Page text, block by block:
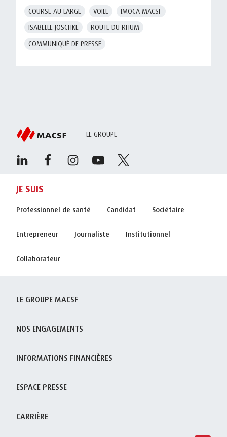
COURSE AU LARGE VOILE
IMOCA MACSF
ISABELLE JOSCHKE
ROUTE DU RHUM
COMMUNIQUÉ DE PRESSE
LE GROUPE
JE SUIS
Professionnel de santé Candidat Sociétaire
Entrepreneur Journaliste Institutionnel
Collaborateur
LE GROUPE MACSF
NOS ENGAGEMENTS
INFORMATIONS FINANCIÈRES
ESPACE PRESSE
CARRIÈRE